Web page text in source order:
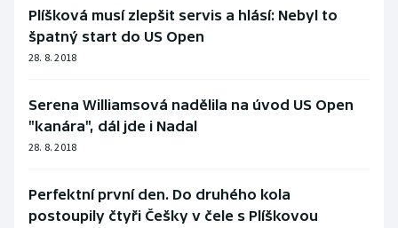
Plíšková musí zlepšit servis a hlásí: Nebyl to
špatný start do US Open
28. 8. 2018
Serena Williamsová nadělila na úvod US Open
"kanára", dál jde i Nadal
28. 8. 2018
Perfektní první den. Do druhého kola
postoupily čtyři Češky v čele s Plíškovou